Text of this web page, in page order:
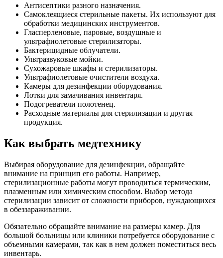
Антисептики разного назначения.
Самоклеящиеся стерильные пакеты. Их используют для
обработки медицинских инструментов.
Гласперленовые, паровые, воздушные и
ультрафиолетовые стерилизаторы.
Бактерицидные облучатели.
Ультразвуковые мойки.
Сухожаровые шкафы и стерилизаторы.
Ультрафиолетовые очистители воздуха.
Камеры для дезинфекции оборудования.
Лотки для замачивания инвентаря.
Подогреватели полотенец.
Расходные материалы для стерилизации и другая
продукция.
Как выбрать медтехнику
Выбирая оборудование для дезинфекции, обращайте
внимание на принцип его работы. Например,
стерилизационные работы могут проводиться термическим,
плазменным или химическим способом. Выбор метода
стерилизации зависит от сложности приборов, нуждающихся
в обеззараживании.
Обязательно обращайте внимание на размеры камер. Для
большой больницы или клиники потребуется оборудование с
объемными камерами, так как в нем должен поместиться весь
инвентарь.